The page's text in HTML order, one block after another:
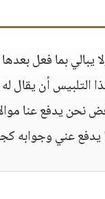
بما فعل
أن يقال
يدفع عنا
يدفع عني وجوابه